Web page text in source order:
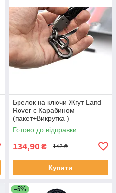
Брелок на ключи Жгут Land
Rover с Карабином
(пакет+Викрутка )
Готово до відправки
134,90 ₴ 142 ₴
Купити
–5%